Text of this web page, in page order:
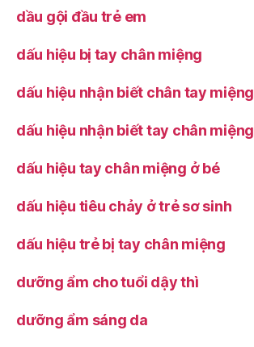
dầu gội đầu trẻ em
dấu hiệu bị tay chân miệng
dấu hiệu nhận biết chân tay miệng
dấu hiệu nhận biết tay chân miệng
dấu hiệu tay chân miệng ở bé
dấu hiệu tiêu chảy ở trẻ sơ sinh
dấu hiệu trẻ bị tay chân miệng
dưỡng ẩm cho tuổi dậy thì
dưỡng ẩm sáng da